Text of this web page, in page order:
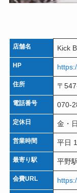
店舗名 Kick
HP
住所 〒
電話番号 070-
定休日 金・
営業時間 平日
最寄り駅 平野
会費URL